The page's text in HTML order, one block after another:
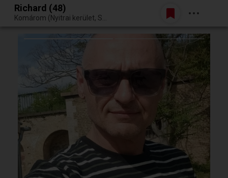
Egy jó randiból bármi lehet.
Belépés
Richard (48)